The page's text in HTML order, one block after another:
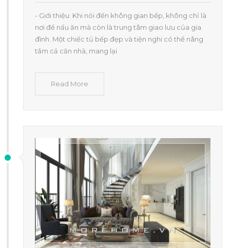
- Giới thiệu: Khi nói đến không gian bếp, không chỉ là
nơi để nấu ăn mà còn là trung tâm giao lưu của gia
đình. Một chiếc tủ bếp đẹp và tiện nghi có thể nâng
tầm cả căn nhà, mang lại
Read More